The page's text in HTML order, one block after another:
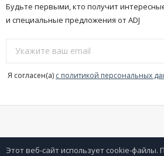
Будьте первыми, кто получит
и специальные предложения от ADJ
Я согласен(a) с политикой персональных
Разработано в american-
Этот веб-сайт использует cookie-файлы.